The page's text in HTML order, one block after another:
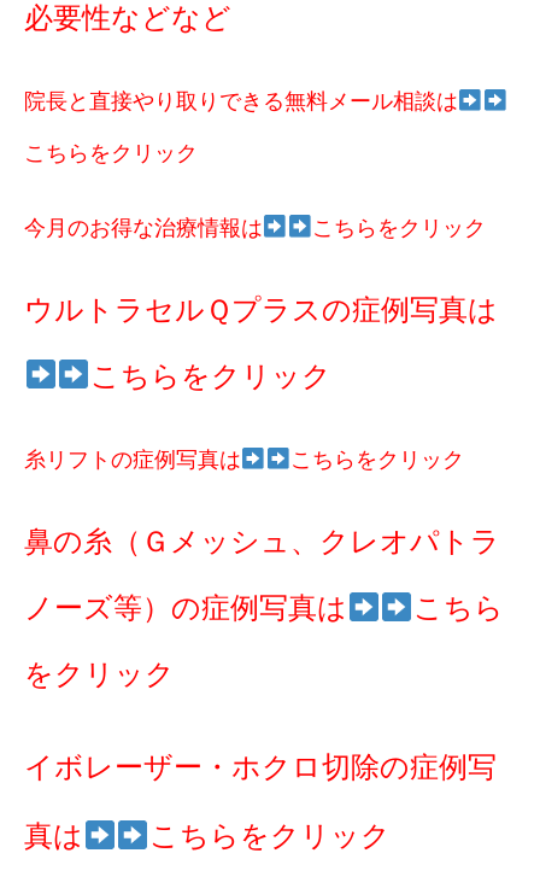
必要性などなど
院長と直接やり取りできる無料メール相談は
こちらをクリック
今月のお得な治療情報は こちらをクリック
ウルトラセルＱプラスの症例写真は
こちらをクリック
糸リフトの症例写真は こちらをクリック
鼻の糸（Ｇメッシュ、クレオパトラ
ノーズ等）の症例写真は こちら
をクリック
イボレーザー・ホクロ切除の症例写
真は こちらをクリック